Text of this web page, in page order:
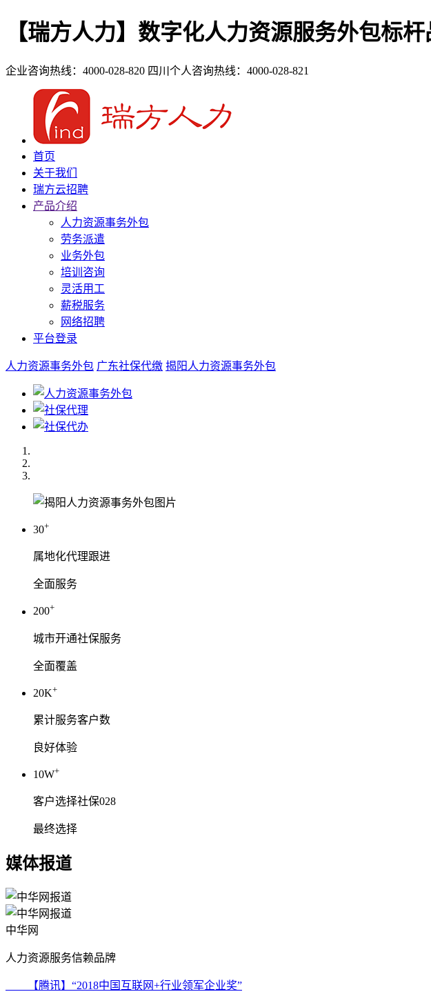
【瑞方人力】数字化人力资源服务外包标
企业咨询热线：4000-028-820 四川个人咨询热线：4000-028-821
首页
关于我们
瑞方云招聘
产品介绍
人力资源事务外包
劳务派遣
业务外包
培训咨询
灵活用工
薪税服务
网络招聘
平台登录
人力资源事务外包 广东社保代缴 揭阳人力资源事务外包
30+
属地化代理跟进
全面服务
200+
城市开通社保服务
全面覆盖
20K+
累计服务客户数
良好体验
10W+
客户选择社保028
最终选择
媒体报道
中华网
人力资源服务信赖品牌
【腾讯】“2018中国互联网+行业领军企业奖”